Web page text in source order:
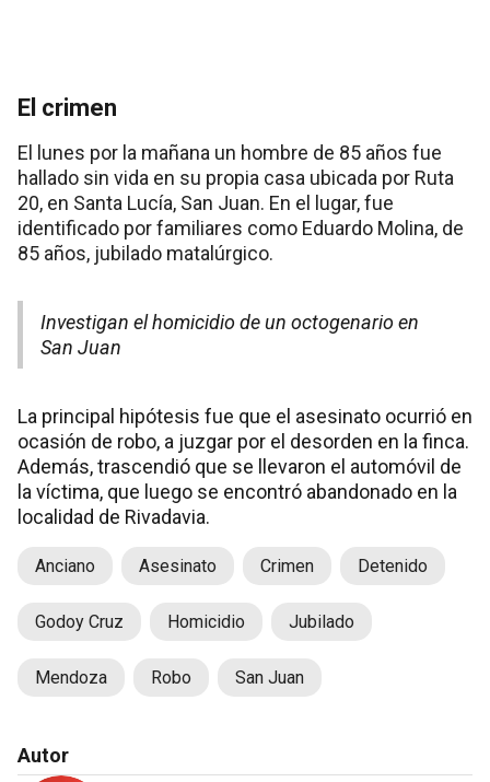
El crimen
El lunes por la mañana un hombre de 85 años fue
hallado sin vida en su propia casa ubicada por Ruta
20, en Santa Lucía, San Juan. En el lugar, fue
identificado por familiares como Eduardo Molina, de
85 años, jubilado matalúrgico.
Investigan el homicidio de un octogenario en
San Juan
La principal hipótesis fue que el asesinato ocurrió en
ocasión de robo, a juzgar por el desorden en la finca.
Además, trascendió que se llevaron el automóvil de
la víctima, que luego se encontró abandonado en la
localidad de Rivadavia.
Anciano Asesinato Crimen Detenido
Godoy Cruz Homicidio Jubilado
Mendoza Robo San Juan
Autor